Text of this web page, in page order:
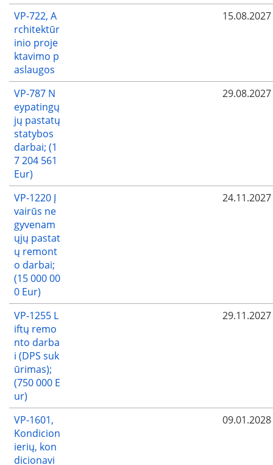
VP-722, A
rchitektūr
inio proje
ktavimo p
aslaugos
15.08.2027
VP-787 N
eypatingų
jų pastatų
statybos
darbai; (1
7 204 561
Eur)
29.08.2027
VP-1220 Į
vairūs ne
gyvenam
ųjų pastat
ų remont
o darbai;
(15 000 00
0 Eur)
24.11.2027
VP-1255 L
iftų remo
nto darba
i (DPS suk
ūrimas);
(750 000 E
ur)
29.11.2027
VP-1601,
Kondicion
ierių, kon
dicionavi
09.01.2028